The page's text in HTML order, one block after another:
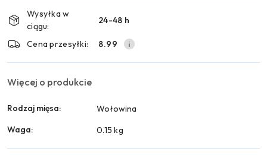
dostawa
Wysyłka w
ciągu:
24-48 h
Cena przesyłki: 8.99
Więcej o produkcie
Rodzaj mięsa:
Wołowina
Waga:
0.15 kg